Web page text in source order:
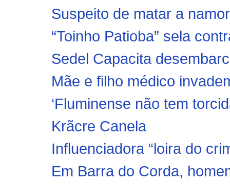
Suspeito de matar a
“Toinho Patioba” sela
Sedel Capacita
Mãe e filho médico
‘Fluminense não tem
Krãcre Canela
Influenciadora “loira do
Em Barra do Corda,